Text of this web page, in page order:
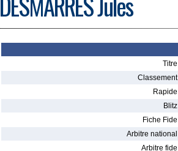
Fiche
Arbitre
Arbitre